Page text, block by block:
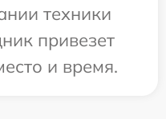
техники
привезет
и время.